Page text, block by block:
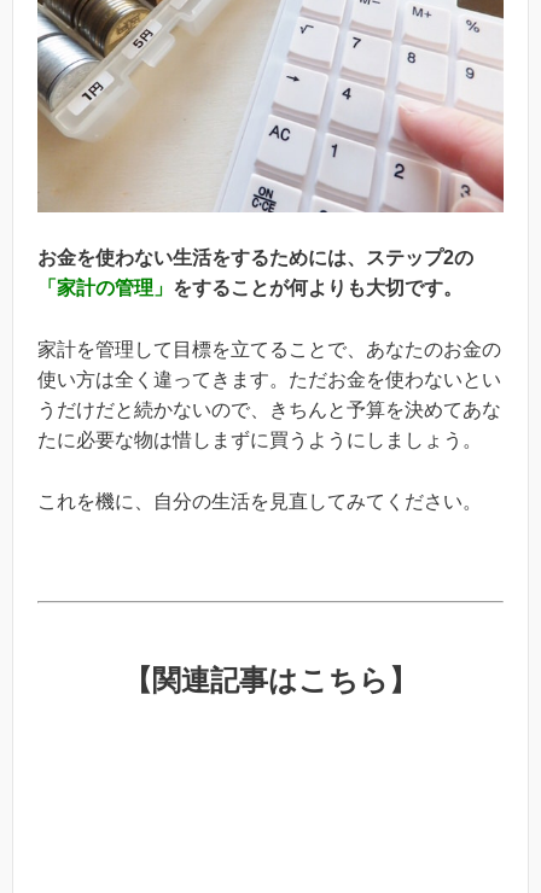
お金を使わない生活をするためには、ステップ2の
「家計の管理」 をすることが何よりも大切です。
家計を管理して目標を立てることで、あなたのお金の
使い方は全く違ってきます。ただお金を使わないとい
うだけだと続かないので、きちんと予算を決めてあな
たに必要な物は惜しまずに買うようにしましょう。
これを機に、自分の生活を見直してみてください。
【関連記事はこちら】